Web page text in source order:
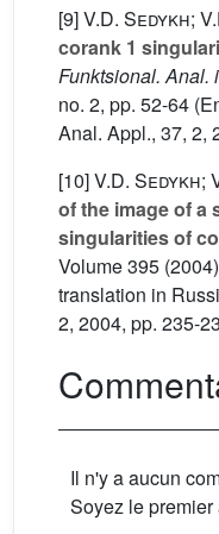
[9]V.D. Sedykh;
corank 1
Funktsional. Anal.
no. 2, pp. 52-64
Anal. Appl., 37, 2,
[10]V.D. Sedykh;
of the image of a
singularities of
Volume 395
translation in
2, 2004, pp. 235-
Il n'y a aucun
Soyez le